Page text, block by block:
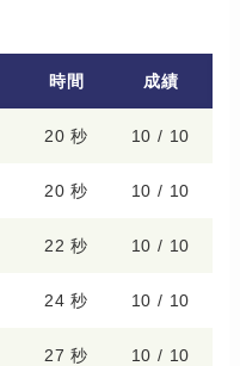
時間 成績
20 秒 10 / 10
20 秒 10 / 10
22 秒 10 / 10
24 秒 10 / 10
27 秒 10 / 10